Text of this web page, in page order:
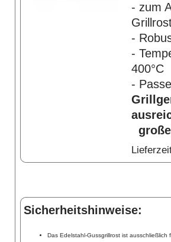
- zum
-
-
400°C
-
Sicherheitshinweise:
Das Edelstahl-Gussgrillrost ist